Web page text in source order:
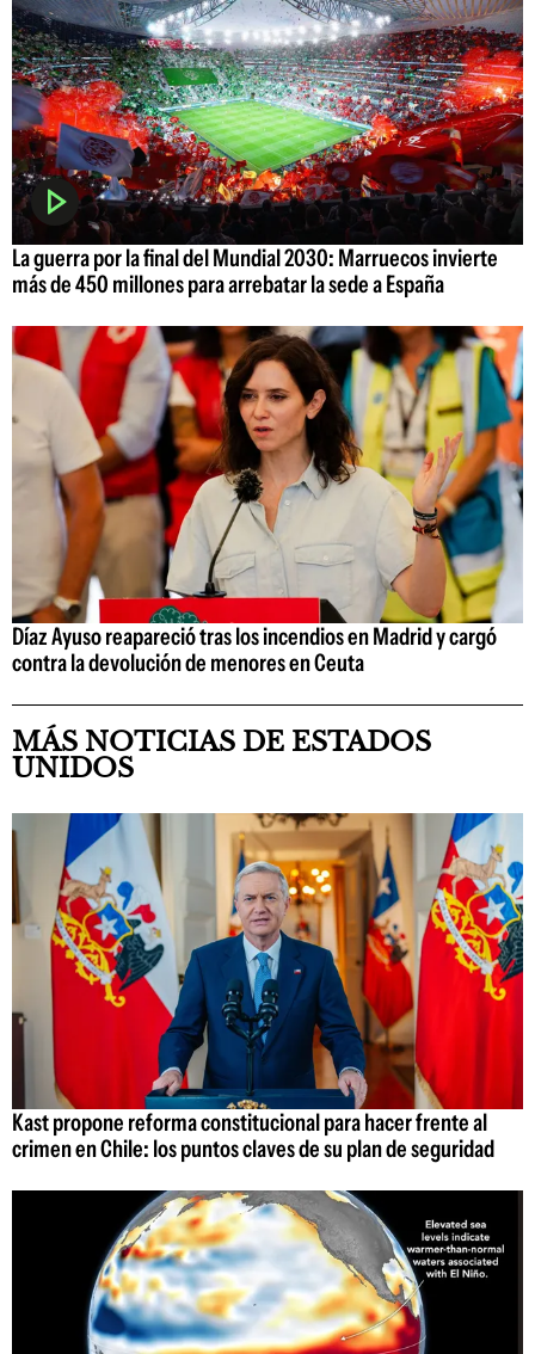
La guerra por la final del Mundial 2030: Marruecos invierte
más de 450 millones para arrebatar la sede a España
Díaz Ayuso reapareció tras los incendios en Madrid y cargó
contra la devolución de menores en Ceuta
MÁS NOTICIAS DE ESTADOS
UNIDOS
Kast propone reforma constitucional para hacer frente al
crimen en Chile: los puntos claves de su plan de seguridad